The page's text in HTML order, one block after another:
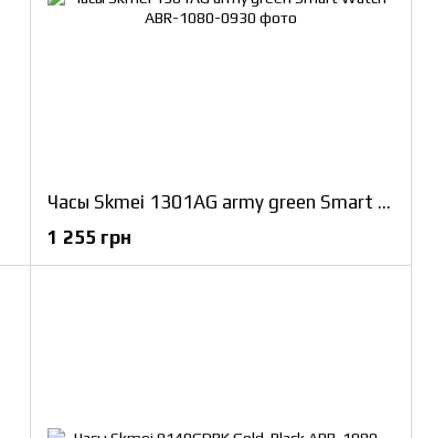
Часы Skmei 1301AG army green Smart Watch
1 255 грн